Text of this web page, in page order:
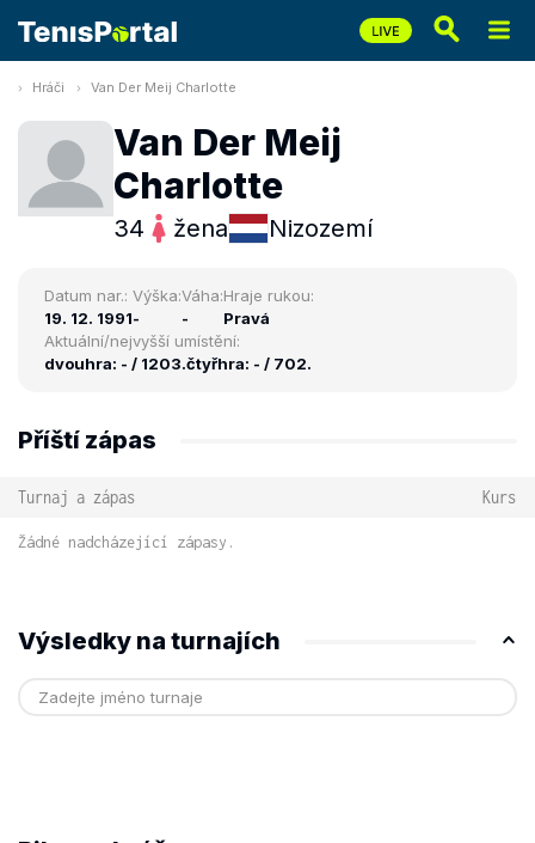
Hráči Van Der Meij Charlotte
Van Der Meij
Charlotte
34 žena Nizozemí
Datum nar.:
19. 12. 1991
Výška:
-
Váha:
-
Hraje rukou:
Pravá
Aktuální/nejvyšší umístění:
dvouhra: - / 1203.čtyřhra: - / 702.
Příští zápas
Turnaj a zápas Kurs
Žádné nadcházející zápasy.
Výsledky na turnajích